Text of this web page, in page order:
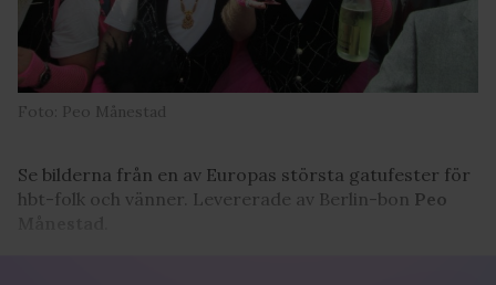
Foto: Peo Månestad
Se bilderna från en av Europas största gatufester för
hbt-folk och vänner. Levererade av Berlin-bon Peo